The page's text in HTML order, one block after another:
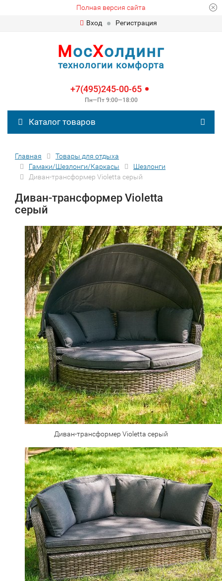
Полная версия сайта
Вход
Регистрация
МосХолдинг
технологии комфорта
+7(495)245-00-65
Пн—Пт 9:00—18:00
Каталог товаров
Главная
Товары для отдыха
Гамаки/Шезлонги/Каркасы
Шезлонги
Диван-трансформер Violetta серый
Диван-трансформер Violetta
серый
Диван-трансформер Violetta серый